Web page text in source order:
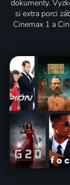
dokumenty.
si extra porci
Cinemax 1 a